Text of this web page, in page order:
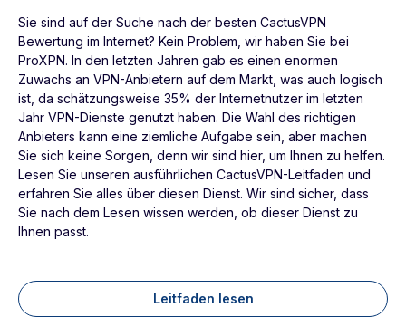
Sie sind auf der Suche nach der besten CactusVPN
Bewertung im Internet? Kein Problem, wir haben Sie bei
ProXPN. In den letzten Jahren gab es einen enormen
Zuwachs an VPN-Anbietern auf dem Markt, was auch logisch
ist, da schätzungsweise 35% der Internetnutzer im letzten
Jahr VPN-Dienste genutzt haben. Die Wahl des richtigen
Anbieters kann eine ziemliche Aufgabe sein, aber machen
Sie sich keine Sorgen, denn wir sind hier, um Ihnen zu helfen.
Lesen Sie unseren ausführlichen CactusVPN-Leitfaden und
erfahren Sie alles über diesen Dienst. Wir sind sicher, dass
Sie nach dem Lesen wissen werden, ob dieser Dienst zu
Ihnen passt.
Leitfaden lesen